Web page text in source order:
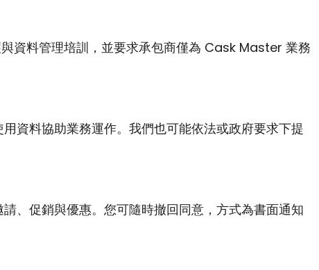
資料管理培訓，並要求承包商僅為 Cask Master 業務
資料協助業務運作。我們也可能依法或政府要求下提
、促銷與優惠。您可隨時撤回同意，方式為書面通知